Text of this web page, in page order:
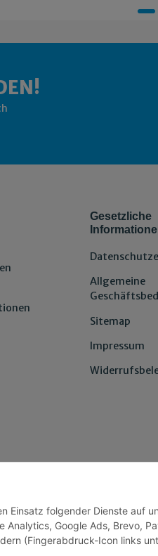
Einsatz folgender Dienste auf
Analytics, Google Ads, Brevo,
(Fingerabdruck-Icon links
Gesetzliche
Allgemeine
Sitemap
Impressum